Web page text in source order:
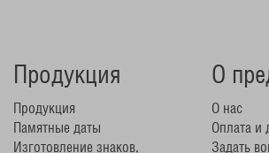
Продукция
Продукция
Памятные даты
Изготовление знаков,
О
О нас
Оплата и
Задать